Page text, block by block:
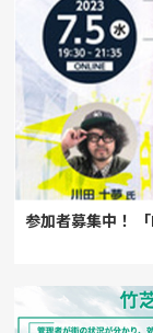
参加者募集中！